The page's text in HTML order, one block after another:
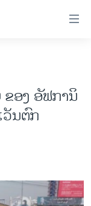
ອງ ອັຟການິ
ນຕົກ